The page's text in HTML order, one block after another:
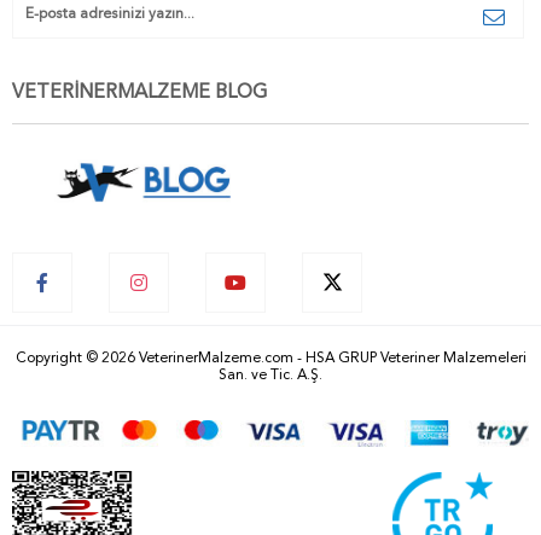
VETERİNERMALZEME BLOG
Copyright © 2026 VeterinerMalzeme.com - HSA GRUP Veteriner Malzemeleri
San. ve Tic. A.Ş.